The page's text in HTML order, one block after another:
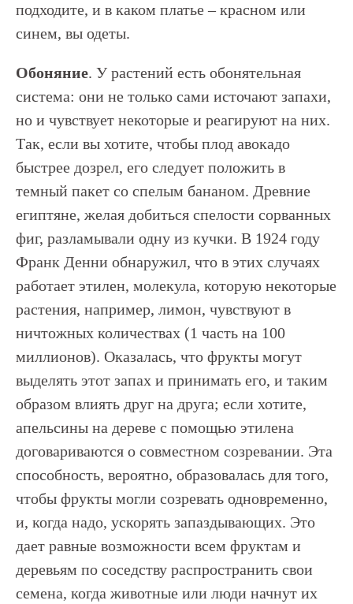
подходите, и в каком платье – красном или
синем, вы одеты.
Обоняние. У растений есть обонятельная
система: они не только сами источают запахи,
но и чувствует некоторые и реагируют на них.
Так, если вы хотите, чтобы плод авокадо
быстрее дозрел, его следует положить в
темный пакет со спелым бананом. Древние
египтяне, желая добиться спелости сорванных
фиг, разламывали одну из кучки. В 1924 году
Франк Денни обнаружил, что в этих случаях
работает этилен, молекула, которую некоторые
растения, например, лимон, чувствуют в
ничтожных количествах (1 часть на 100
миллионов). Оказалась, что фрукты могут
выделять этот запах и принимать его, и таким
образом влиять друг на друга; если хотите,
апельсины на дереве с помощью этилена
договариваются о совместном созревании. Эта
способность, вероятно, образовалась для того,
чтобы фрукты могли созревать одновременно,
и, когда надо, ускорять запаздывающих. Это
дает равные возможности всем фруктам и
деревьям по соседству распространить свои
семена, когда животные или люди начнут их